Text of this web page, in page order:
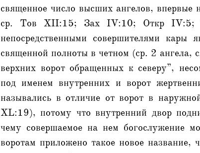
священное число высших ангелов, впервые
ср. Тов XII:15; Зах IV:10; Откр IV:5;
непосредственными совершителями
священной полноты в четном (ср. 2
верхних ворот обращенных к северу”,
под именем внутренних и ворот
назывались в отличие от ворот в
XL:19), потому что внутренний двор
чему совершаемое на нем богослужение
воротам приложено такое новое название,